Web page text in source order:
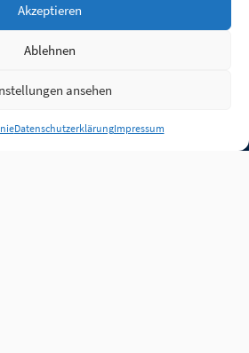
Akzeptieren
Ablehnen
ansehen
DatenschutzerklärungImpressum
FAQ Quellen